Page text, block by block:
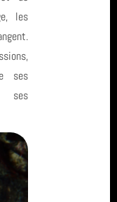
les
ses
ses